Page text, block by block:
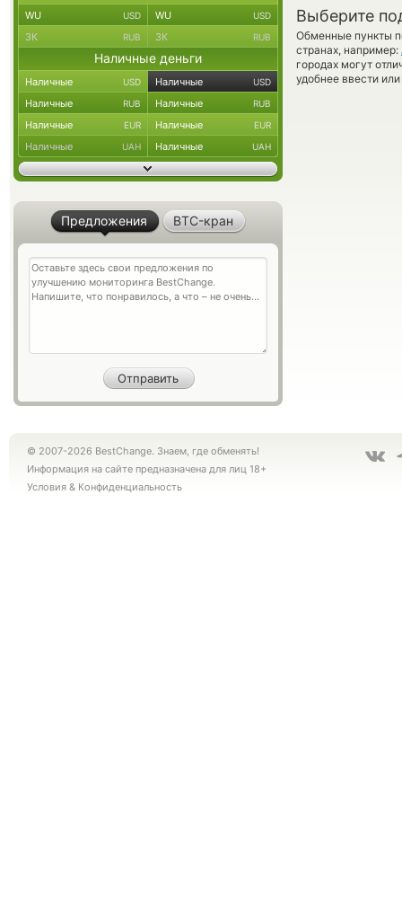
Выберите
Обменные пункты
странах, например:
городах могут
удобнее ввести
WU USD WU USD
ЗК RUB ЗК RUB
Наличные деньги
Наличные USD Наличные USD
Наличные RUB Наличные RUB
Наличные EUR Наличные EUR
Наличные UAH Наличные UAH
Предложения BTC-кран
© 2007-2026 BestChange. Знаем, где обменять!
Информация на сайте предназначена для лиц 18+
Условия & Конфиденциальность